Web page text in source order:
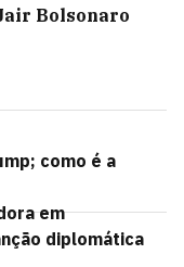
Bolsonaro
como é a
em
diplomática